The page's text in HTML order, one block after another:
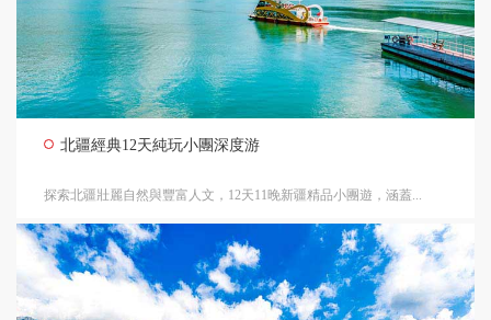
北疆經典12天純玩小團深度游
探索北疆壯麗自然與豐富人文，12天11晚新疆精品小團遊，涵蓋...